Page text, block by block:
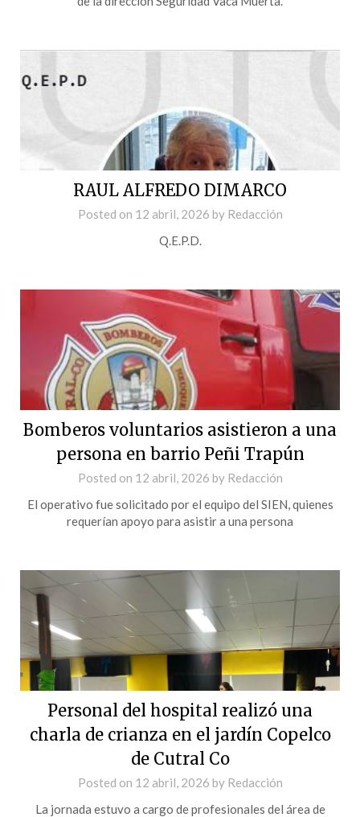
RAUL ALFREDO DIMARCO
Posted on 12 abril, 2026 by Redacción
Q.E.P.D.
Bomberos voluntarios asistieron a una
persona en barrio Peñi Trapún
Posted on 12 abril, 2026 by Redacción
El operativo fue solicitado por el equipo del SIEN, quienes
requerían apoyo para asistir a una persona
Personal del hospital realizó una
charla de crianza en el jardín Copelco
de Cutral Co
Posted on 12 abril, 2026 by Redacción
La jornada estuvo a cargo de profesionales del área de